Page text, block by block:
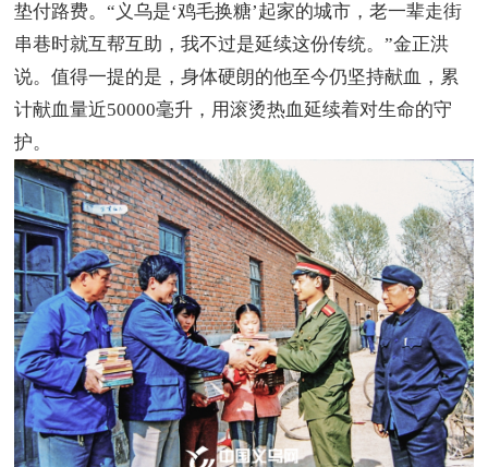
垫付路费。“义乌是‘鸡毛换糖’起家的城市，老一辈走街
串巷时就互帮互助，我不过是延续这份传统。”金正洪
说。值得一提的是，身体硬朗的他至今仍坚持献血，累
计献血量近50000毫升，用滚烫热血延续着对生命的守
护。